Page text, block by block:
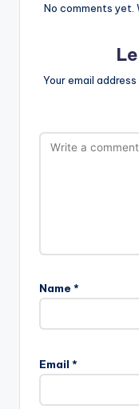
No comments yet.
Your email
Name *
Email *